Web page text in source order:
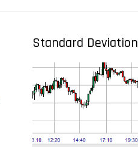
Standard Deviation